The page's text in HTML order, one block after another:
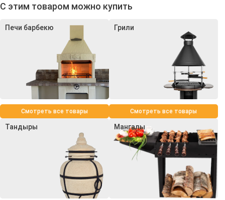
С этим товаром можно купить
Печи барбекю
Смотреть все товары
Грили
Смотреть все товары
Тандыры Мангалы